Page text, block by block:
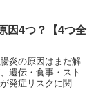
ます。
因4つ？【4つ全
炎の原因はまだ解
遺伝・食事・スト
発症リスクに関与